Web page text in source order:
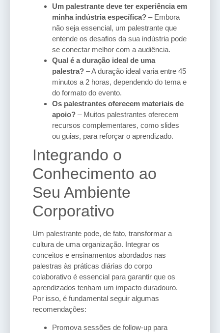
Um palestrante deve ter experiência em
minha indústria específica? – Embora
não seja essencial, um palestrante que
entende os desafios da sua indústria pode
se conectar melhor com a audiência.
Qual é a duração ideal de uma
palestra? – A duração ideal varia entre 45
minutos a 2 horas, dependendo do tema e
do formato do evento.
Os palestrantes oferecem materiais de
apoio? – Muitos palestrantes oferecem
recursos complementares, como slides
ou guias, para reforçar o aprendizado.
Integrando o
Conhecimento ao
Seu Ambiente
Corporativo
Um palestrante pode, de fato, transformar a
cultura de uma organização. Integrar os
conceitos e ensinamentos abordados nas
palestras às práticas diárias do corpo
colaborativo é essencial para garantir que os
aprendizados tenham um impacto duradouro.
Por isso, é fundamental seguir algumas
recomendações:
Promova sessões de follow-up para